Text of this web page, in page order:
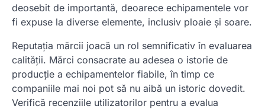
deosebit de importantă, deoarece echipamentele vor
fi expuse la diverse elemente, inclusiv ploaie și soare.
Reputația mărcii joacă un rol semnificativ în evaluarea
calității. Mărci consacrate au adesea o istorie de
producție a echipamentelor fiabile, în timp ce
companiile mai noi pot să nu aibă un istoric dovedit.
Verifică recenziile utilizatorilor pentru a evalua